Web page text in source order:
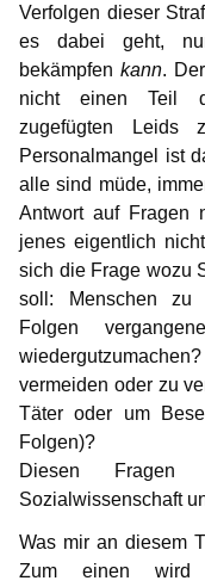
Verfolgen dieser
es dabei geht,
bekämpfen kann.
nicht einen Teil
zugefügten Leids
Personalmangel ist
alle sind müde,
Antwort auf Fragen
jenes eigentlich
sich die Frage wozu
soll: Menschen zu
Folgen
vermeiden oder zu
Täter oder um
Folgen)?
Diesen
Sozialwissenschaft
Was mir an diesem
Zum einen